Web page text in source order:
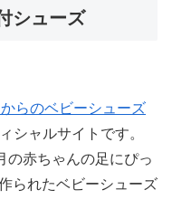
シューズ
らのベビーシューズ
シャルサイトです。
の赤ちゃんの足にぴっ
られたベビーシューズ